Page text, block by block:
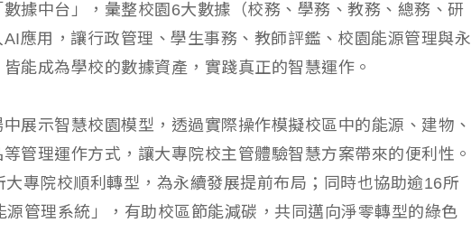
據中台」，彙整校園6大數據（校務、學務、教務、總務、研
應用，讓行政管理、學生事務、教師評鑑、校園能源管理與永
能成為學校的數據資產，實踐真正的智慧運作。
展示智慧校園模型，透過實際操作模擬校區中的能源、建物、
管理運作方式，讓大專院校主管體驗智慧方案帶來的便利性。
大專院校順利轉型，為永續發展提前布局；同時也協助逾16所
源管理系統」，有助校區節能減碳，共同邁向淨零轉型的綠色